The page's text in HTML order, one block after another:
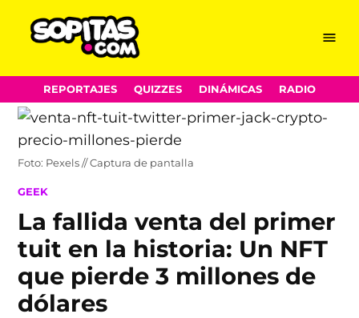
Skip
to
content
Menu
REPORTAJES QUIZZES DINÁMICAS RADIO
Foto: Pexels // Captura de pantalla
POSTED
GEEK
La fallida venta del primer
tuit en la historia: Un NFT
que pierde 3 millones de
dólares